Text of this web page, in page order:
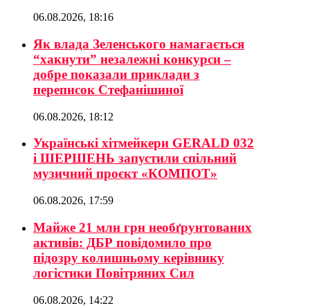
06.08.2026, 18:16
Як влада Зеленського намагається
“хакнути” незалежні конкурси –
добре показали приклади з
переписок Стефанішиної
06.08.2026, 18:12
Українські хітмейкери GERALD 032
і ШЕРШЕНЬ запустили спільний
музичний проєкт «КОМПОТ»
06.08.2026, 17:59
Майже 21 млн грн необґрунтованих
активів: ДБР повідомило про
підозру колишньому керівнику
логістики Повітряних Сил
06.08.2026, 14:22